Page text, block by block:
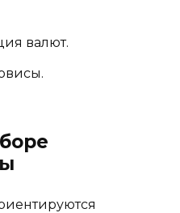
валют.